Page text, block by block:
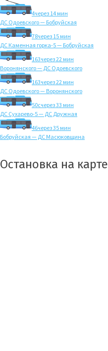
4через 14 мин
ДС Одоевского — Бобруйская
78через 15 мин
ДС Каменная горка-5 — Бобруйская
163через 22 мин
Воронянского — ДС Одоевского
163через 22 мин
ДС Одоевского — Воронянского
50счерез 33 мин
ДС Сухарево-5 — ДС Дружная
46через 35 мин
Бобруйская — ДС Масюковщина
Остановка на карте